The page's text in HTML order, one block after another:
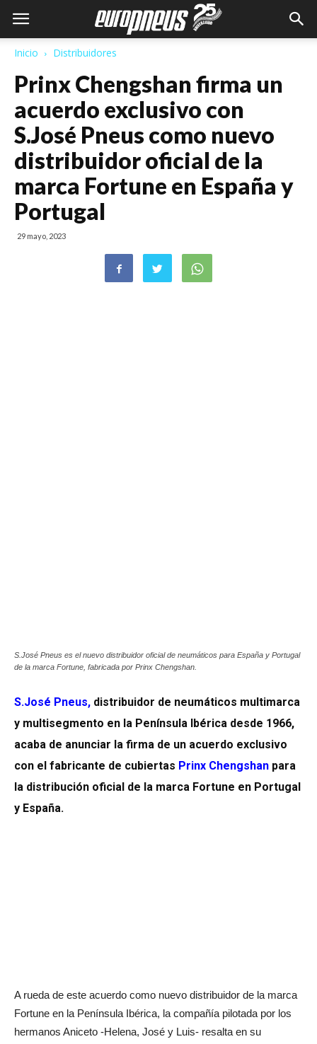
Inicio Distribuidores
Prinx Chengshan firma un
acuerdo exclusivo con
S.José Pneus como nuevo
distribuidor oficial de la
marca Fortune en España y
Portugal
29 mayo, 2023
S.José Pneus es el nuevo distribuidor oficial de neumáticos para España y Portugal
de la marca Fortune, fabricada por Prinx Chengshan.
S.José Pneus, distribuidor de neumáticos multimarca
y multisegmento en la Península Ibérica desde 1966,
acaba de anunciar la firma de un acuerdo exclusivo
con el fabricante de cubiertas Prinx Chengshan para
la distribución oficial de la marca Fortune en Portugal
y España.
A rueda de este acuerdo como nuevo distribuidor de la marca
Fortune en la Península Ibérica, la compañía pilotada por los
hermanos Aniceto -Helena, José y Luis- resalta en su